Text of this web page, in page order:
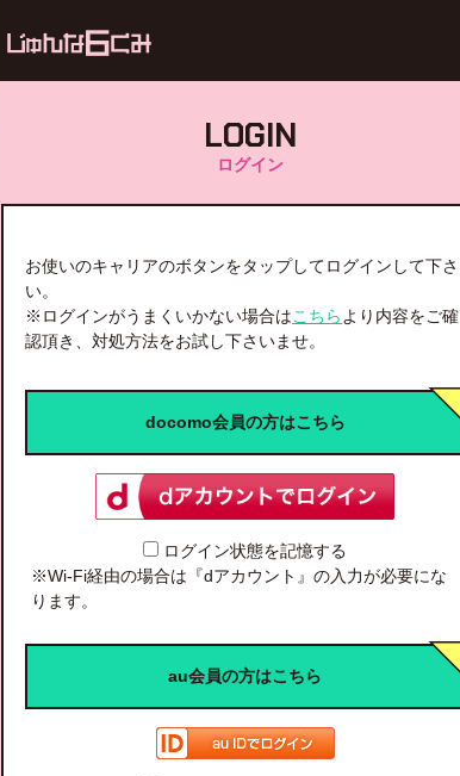
Fanclub LOGIN
ログイン
お使いのキャリアのボタンをタップしてログインして下さ
い。
※ログインがうまくいかない場合はこちら より内容をご確
認頂き、対処方法をお試し下さいませ。
docomo会員の方はこちら
ログイン状態を記憶する
※Wi-Fi経由の場合は『dアカウント』の入力が必要にな
ります。
au会員の方はこちら